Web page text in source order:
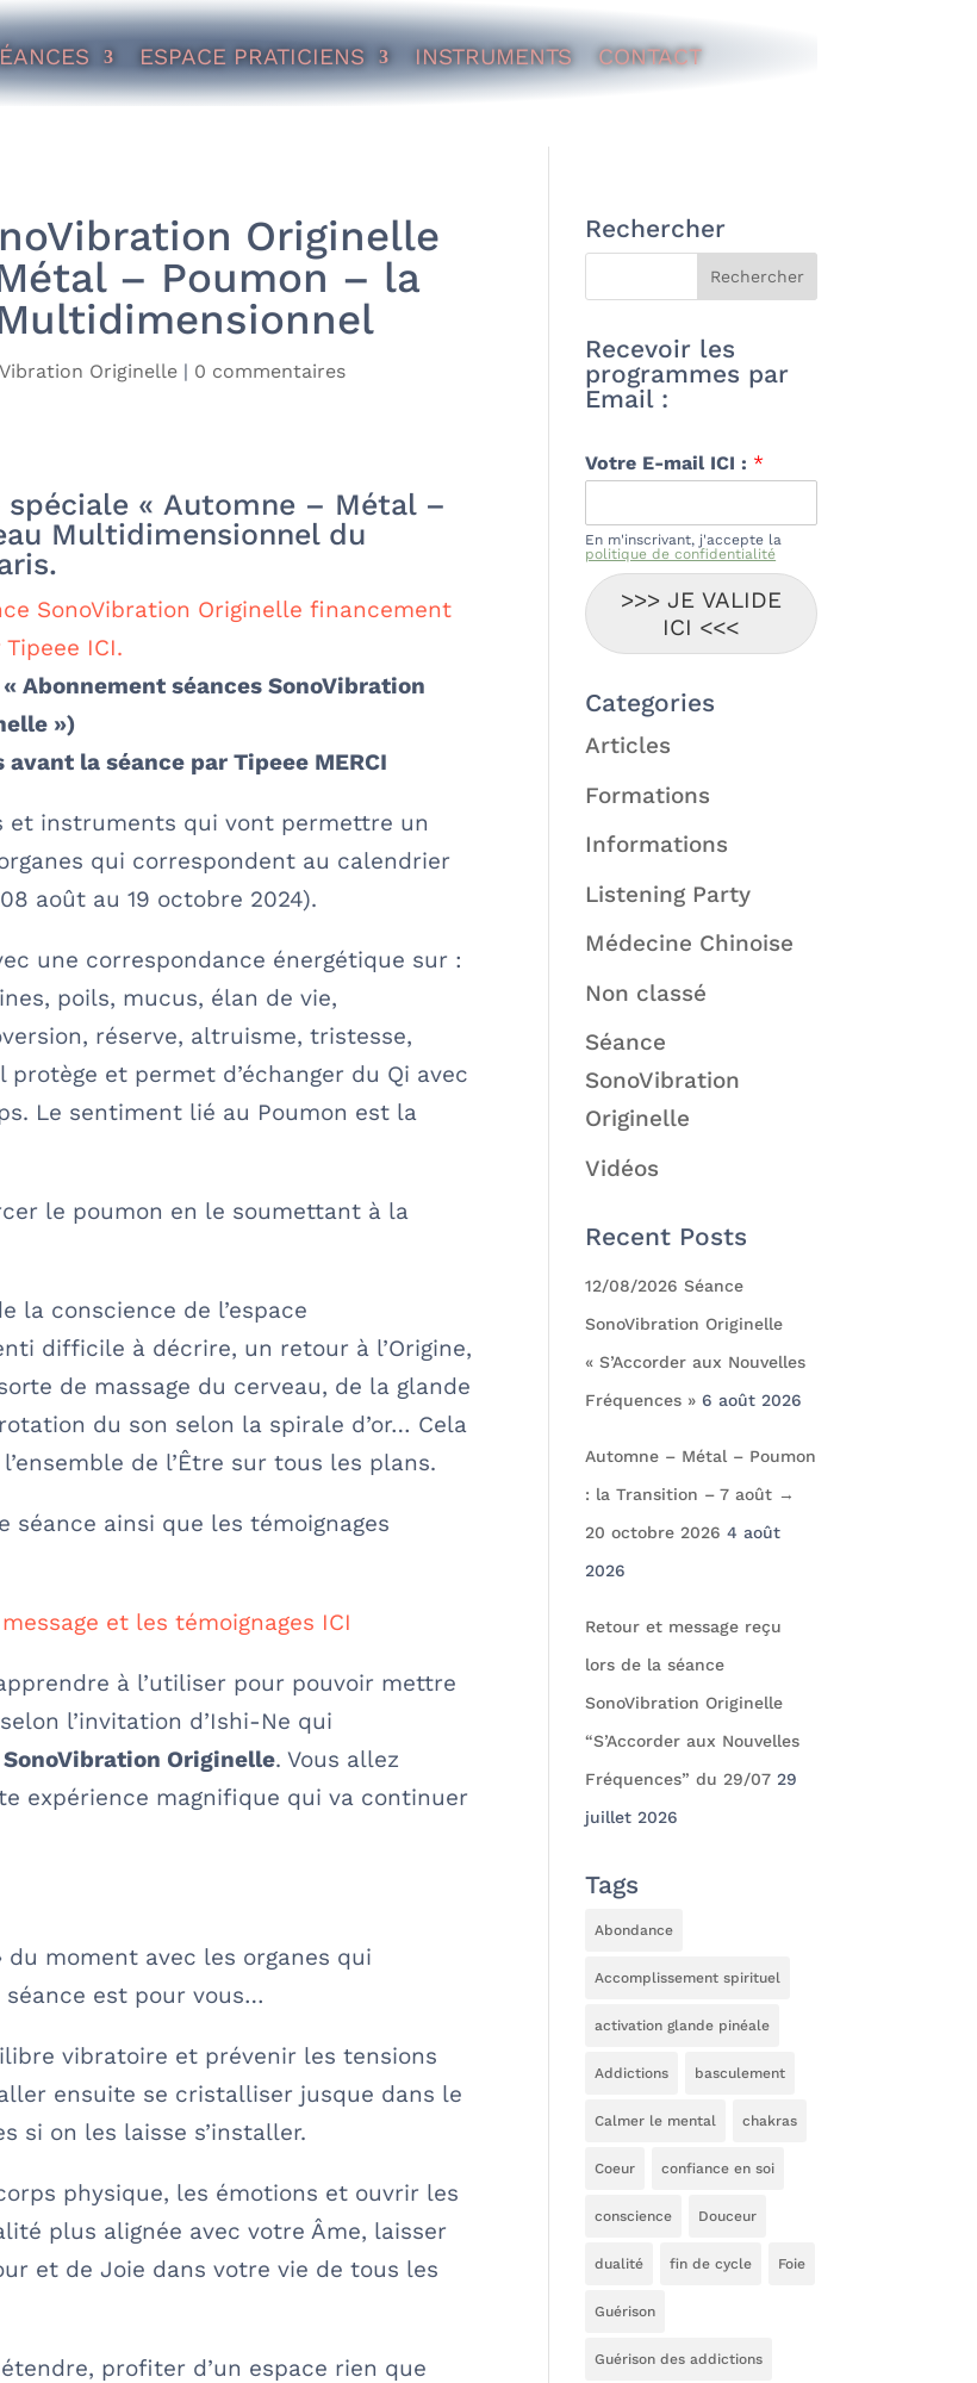
ESPACE PRATICIENS INSTRUMENTS CONTACT
Originelle
– Poumon – la
Originelle | 0 commentaires
« Automne – Métal –
Multidimensionnel du
SonoVibration Originelle financement
ICI.
Abonnement séances SonoVibration
»)
la séance par Tipeee MERCI
et instruments qui vont permettre un
qui correspondent au calendrier
août au 19 octobre 2024).
une correspondance énergétique sur :
poils, mucus, élan de vie,
réserve, altruisme, tristesse,
et permet d’échanger du Qi avec
Le sentiment lié au Poumon est la
le poumon en le soumettant à la
la conscience de l’espace
difficile à décrire, un retour à l’Origine,
de massage du cerveau, de la glande
du son selon la spirale d’or… Cela
de l’Être sur tous les plans.
ainsi que les témoignages
et les témoignages ICI
à l’utiliser pour pouvoir mettre
l’invitation d’Ishi-Ne qui
SonoVibration Originelle. Vous allez
expérience magnifique qui va continuer
moment avec les organes qui
est pour vous…
vibratoire et prévenir les tensions
ensuite se cristalliser jusque dans le
si on les laisse s’installer.
physique, les émotions et ouvrir les
plus alignée avec votre Âme, laisser
et de Joie dans votre vie de tous les
profiter d’un espace rien que
Rechercher
Recevoir les
programmes par
Email :
Votre E-mail ICI : *
En m'inscrivant, j'accepte la
politique de confidentialité
>>> JE VALIDE
ICI <<<
Categories
Articles
Formations
Informations
Listening Party
Médecine Chinoise
Non classé
Séance
SonoVibration
Originelle
Vidéos
Recent Posts
12/08/2026 Séance
SonoVibration Originelle
« S’Accorder aux Nouvelles
Fréquences » 6 août 2026
Automne – Métal – Poumon
: la Transition – 7 août →
20 octobre 2026 4 août
2026
Retour et message reçu
lors de la séance
SonoVibration Originelle
“S’Accorder aux Nouvelles
Fréquences” du 29/07 29
juillet 2026
Tags
Abondance
Accomplissement spirituel
activation glande pinéale
Addictions basculement
Calmer le mental chakras
Coeur confiance en soi
conscience Douceur
dualité fin de cycle Foie
Guérison
Guérison des addictions